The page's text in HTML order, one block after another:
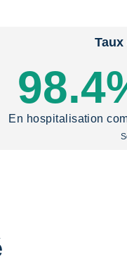
En hospitalisation